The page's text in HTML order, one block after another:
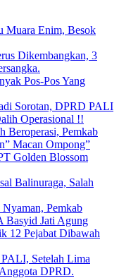
Muara Enim, Besok
Dikembangkan, 3
Pos-Pos Yang
Sorotan, DPRD PALI
Operasional !!
Beroperasi, Pemkab
Macan Ompong”
Golden Blossom
Balinuraga, Salah
Pemkab
Basyid Jati Agung
12 Pejabat Dibawah
Setelah Lima
DPRD.